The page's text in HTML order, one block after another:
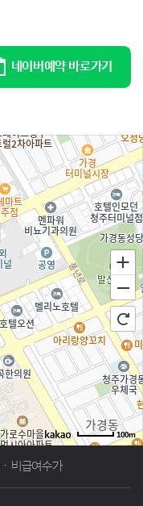
네이버예약 바로가기
100m
로드뷰 길찾기
· 비급여수가